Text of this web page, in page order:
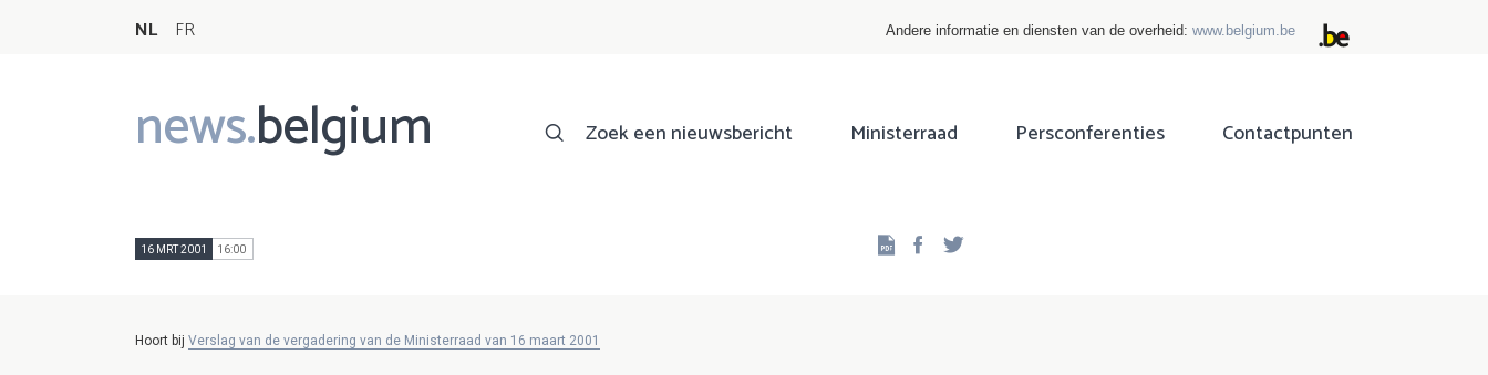
NL FR Andere informatie en diensten van de overheid: www.belgium.be
news.belgium
Main
navigation
Zoek een nieuwsbericht Ministerraad Persconferenties Contactpunten
16 MRT 2001 16:00 Facebook
Hoort bij Verslag van de vergadering van de Ministerraad van 16 maart 2001